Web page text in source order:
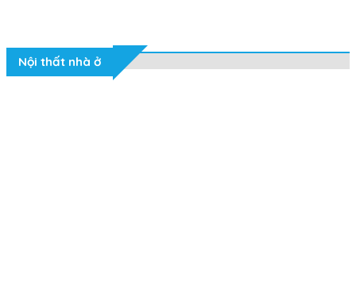
Nội thất nhà ở